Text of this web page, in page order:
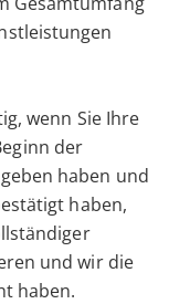
wenn Sie Ihre
der
haben und
haben,
und wir die
haben.